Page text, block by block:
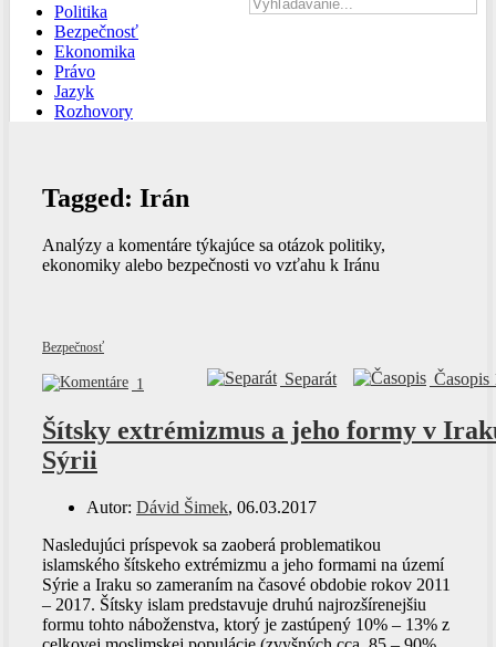
Politika
Bezpečnosť
Ekonomika
Právo
Jazyk
Rozhovory
Tagged: Irán
Analýzy a komentáre týkajúce sa otázok politiky,
ekonomiky alebo bezpečnosti vo vzťahu k Iránu
Bezpečnosť
Časopis
Separát
1
Šítsky extrémizmus a jeho formy v
Sýrii
Autor: Dávid Šimek, 06.03.2017
Nasledujúci príspevok sa zaoberá problematikou
islamského šítskeho extrémizmu a jeho formami na území
Sýrie a Iraku so zameraním na časové obdobie rokov 2011
– 2017. Šítsky islam predstavuje druhú najrozšírenejšiu
formu tohto náboženstva, ktorý je zastúpený 10% – 13% z